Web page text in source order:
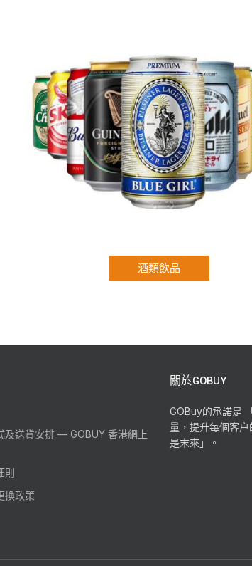
及送貨安排 — GOBUY 香港網上
則
換政策
關於GOBUY
GOBuy的承諾是
量，提升每個客
是末來」。